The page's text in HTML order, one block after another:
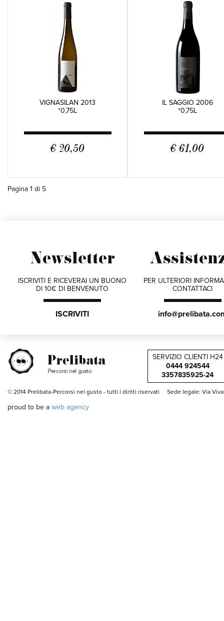
VIGNASILAN 2013
*0,75L
€ 20,50
IL SAGGIO 2006
*0,75L
€ 61,00
Pagina 1 di 5
Newsletter
ISCRIVITI E RICEVERAI UN BUONO
DI 10€ DI BENVENUTO
ISCRIVITI
PER ULTERIORI
CONTATTACI
SERVIZIO CLIENTI H24
0444 924544
3357835925-24
© 2014 Prelibata-Percorsi nel gusto - tutti i diritti riservati Sede legale: Via
proud to be a web agency